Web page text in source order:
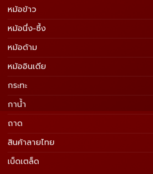
หม้อข้าว
หม้อนึ่ง-ซึ้ง
หม้อด้าม
หม้ออินเดีย
กระทะ
กาน้ำ
ถาด
สินค้าลายไทย
เบ็ดเตล็ด